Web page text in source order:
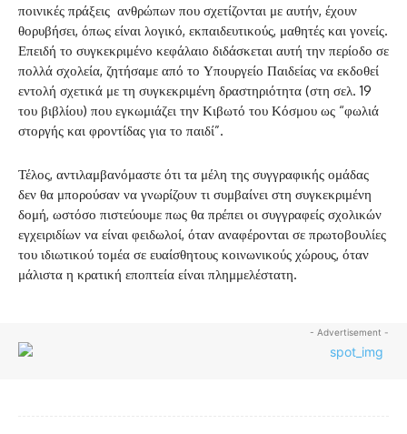
ποινικές πράξεις ανθρώπων που σχετίζονται με αυτήν, έχουν
θορυβήσει, όπως είναι λογικό, εκπαιδευτικούς, μαθητές και γονείς.
Επειδή το συγκεκριμένο κεφάλαιο διδάσκεται αυτή την περίοδο σε
πολλά σχολεία, ζητήσαμε από το Υπουργείο Παιδείας να εκδοθεί
εντολή σχετικά με τη συγκεκριμένη δραστηριότητα (στη σελ. 19
του βιβλίου) που εγκωμιάζει την Κιβωτό του Κόσμου ως “φωλιά
στοργής και φροντίδας για το παιδί”.
Τέλος, αντιλαμβανόμαστε ότι τα μέλη της συγγραφικής ομάδας
δεν θα μπορούσαν να γνωρίζουν τι συμβαίνει στη συγκεκριμένη
δομή, ωστόσο πιστεύουμε πως θα πρέπει οι συγγραφείς σχολικών
εγχειριδίων να είναι φειδωλοί, όταν αναφέρονται σε πρωτοβουλίες
του ιδιωτικού τομέα σε ευαίσθητους κοινωνικούς χώρους, όταν
μάλιστα η κρατική εποπτεία είναι πλημμελέστατη.
- Advertisement -